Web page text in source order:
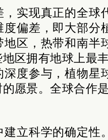
实现真正的全球
偏差，即大部分
区，热带和南半
区拥有地球上最
度参与，植物星
愿景。全球合作
立科学的确定性